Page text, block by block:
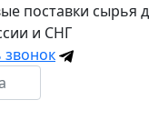
поставки
и СНГ
звонок